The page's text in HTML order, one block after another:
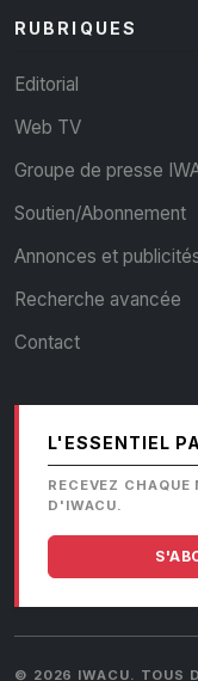
RUBRIQUES
Editorial
Web TV
Groupe de presse
Soutien/Abonnement
Annonces et
Recherche avancée
Contact
L'ESSENTIEL
RECEVEZ
D'IWACU.
© 2026 IWACU. TOUS